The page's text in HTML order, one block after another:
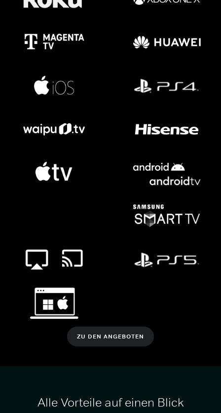
ZU DEN ANGEBOTEN
Alle Vorteile auf einen Blick